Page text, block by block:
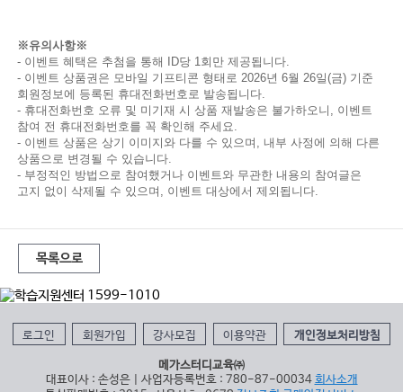
※유의사항※
- 이벤트 혜택은 추첨을 통해 ID당 1 회만 제공됩니다
- 이벤트 상품권은 모바일 기프티콘 형태로 2026년 6월 26일(금) 기준
회원정보에 등록된 휴대전화번호로 발송됩니다
- 휴대전화번호 오류 및 미기재 시 상품 재발송은 불가하오니
이벤트
참여 전 휴대전화번호를 꼭 확인해 주세요
- 이벤트 상품은 상기 이미지와 다를 수 있으며
내부 사정에 의해 다른
상품으로 변경될 수 있습니다
- 부정적인 방법으로 참여했거나 이벤트와 무관한 내용의 참여글은
고지 없이 삭제될 수 있으며
이벤트 대상에서 제외됩니다
목록으로
로그인 회원가입 강사모집 이용약관 개인정보처리방침
메가스터디교육㈜
대표이사 : 손성은 | 사업자등록번호 : 780-87-00034 회사소개